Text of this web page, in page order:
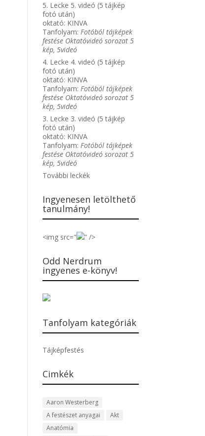
5. Lecke 5. videó (5 tájkép
fotó után)
oktató: KINVA
Tanfolyam:Fotóból tájképek
festése Oktatóvideó sorozat 5
kép, 5videó
4. Lecke 4. videó (5 tájkép
fotó után)
oktató: KINVA
Tanfolyam:Fotóból tájképek
festése Oktatóvideó sorozat 5
kép, 5videó
3. Lecke 3. videó (5 tájkép
fotó után)
oktató: KINVA
Tanfolyam:Fotóból tájképek
festése Oktatóvideó sorozat 5
kép, 5videó
További leckék
Ingyenesen letölthető
tanulmány!
<img src=" ” />
Odd Nerdrum
ingyenes e-könyv!
Tanfolyam kategóriák
Tájképfestés
Cimkék
Aaron Westerberg
A festészet anyagai
Akt
Anatómia